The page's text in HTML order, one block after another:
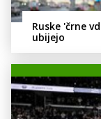
Ruske 'črne
ubijejo